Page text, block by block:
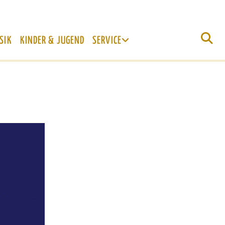
KINDER & JUGEND SERVICE